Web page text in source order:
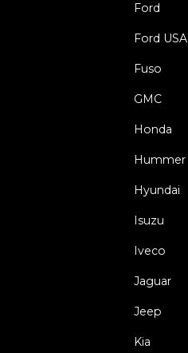
Ford
Ford USA
Fuso
GMC
Honda
Hummer
Hyundai
Isuzu
Iveco
Jaguar
Jeep
Kia